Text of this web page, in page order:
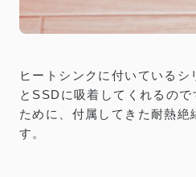
ヒートシンクに付いている
とSSDに吸着してくれるの
ために、付属してきた耐熱絶
す。